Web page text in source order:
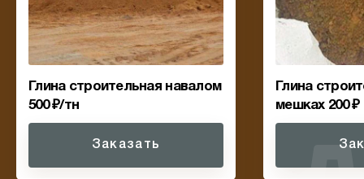
Глина строительная навалом
500 ₽/тн
Заказать
Глина
мешках 200 ₽